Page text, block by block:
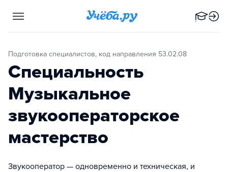
Подготовка специалистов, код направления 53.02.08
Специальность
Музыкальное
звукооператорское
мастерство
Звукооператор — одновременно и техническая, и